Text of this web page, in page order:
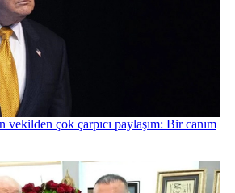
vekilden çok çarpıcı paylaşım: Bir canım